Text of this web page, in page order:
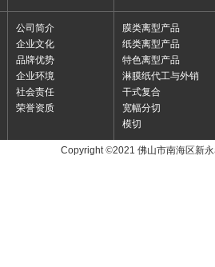
公司简介
企业文化
品牌优势
企业环境
社会责任
荣誉资质
膜类离型产品
纸类离型产品
特色离型产品
淋膜纸代工与外销
干式复合
宽幅分切
模切
Copyright©2021 佛山市南海区新